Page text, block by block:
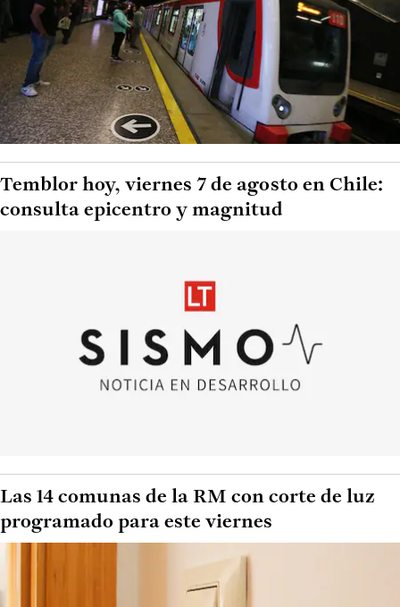
Temblor hoy, viernes 7 de agosto en Chile:
consulta epicentro y magnitud
Las 14 comunas de la RM con corte de luz
programado para este viernes